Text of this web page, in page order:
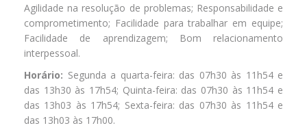
Agilidade na resolução de problemas; Responsabilidade e
comprometimento; Facilidade para trabalhar em equipe;
Facilidade de aprendizagem; Bom relacionamento
interpessoal.
Horário: Segunda a quarta-feira: das 07h30 às 11h54 e
das 13h30 às 17h54; Quinta-feira: das 07h30 às 11h54 e
das 13h03 às 17h54; Sexta-feira: das 07h30 às 11h54 e
das 13h03 às 17h00.